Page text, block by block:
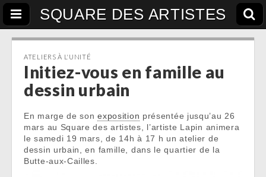
SQUARE DES ARTISTES
ATELIERS À L'UNITÉ
Initiez-vous en famille au
dessin urbain
En marge de sonexposition présentée jusqu’au 26
mars au Square des artistes, l’artiste Lapin animera
le samedi 19 mars, de 14h à 17 h un atelier de
dessin urbain, en famille, dans le quartier de la
Butte-aux-Cailles.